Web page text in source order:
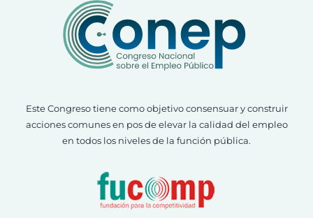
Este Congreso tiene como objetivo consensuar y construir
acciones comunes en pos de elevar la calidad del empleo
en todos los niveles de la función pública.